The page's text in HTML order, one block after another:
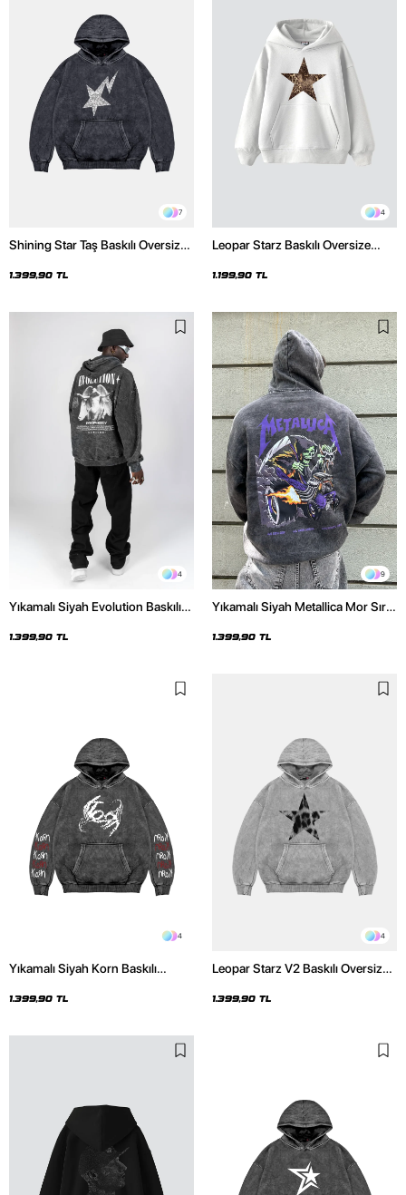
7
Shining Star Taş Baskılı Oversize
Hoodie
1.399,90 TL
4
Leopar Starz Baskılı Oversize
1.199,90 TL
4
Yıkamalı Siyah Evolution Baskılı
Hoodie
1.399,90 TL
9
Yıkamalı Siyah Metallica Mor Sırt
Hoodie
1.399,90 TL
4
Yıkamalı Siyah Korn Baskılı
1.399,90 TL
4
Leopar Starz V2 Baskılı Oversize
Hoodie
1.399,90 TL